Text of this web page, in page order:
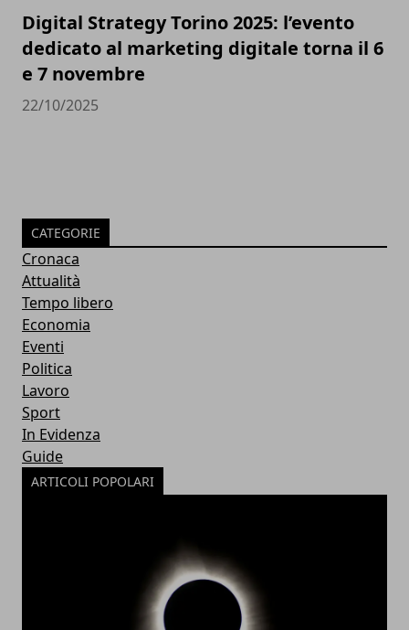
Digital Strategy Torino 2025: l’evento
dedicato al marketing digitale torna il 6
e 7 novembre
22/10/2025
CATEGORIE
Cronaca
Attualità
Tempo libero
Economia
Eventi
Politica
Lavoro
Sport
In Evidenza
Guide
ARTICOLI POPOLARI